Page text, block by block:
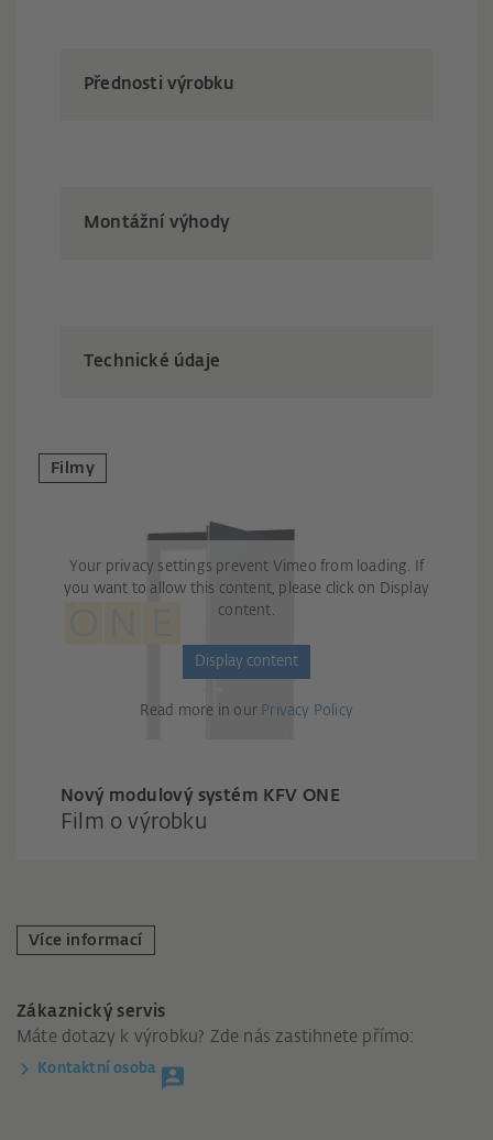
Přednosti výrobku
Montážní výhody
Technické údaje
Filmy
Your privacy settings prevent Vimeo from loading. If
you want to allow this content, please click on Display
content.
Display content
Read more in our Privacy Policy
Nový modulový systém KFV ONE
Film o výrobku
Více informací
Zákaznický servis
Máte dotazy k výrobku? Zde nás zastihnete přímo:
Kontaktní osoba